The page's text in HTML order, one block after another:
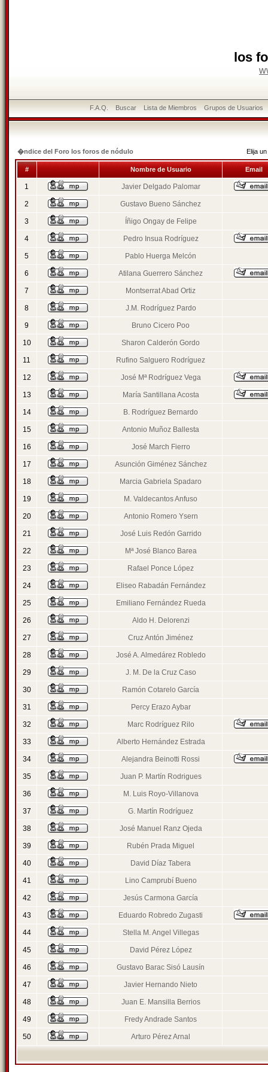
los
F.A.Q. Buscar Lista de Miembros Grupos de Usuarios
�ndice del Foro los foros de nódulo Elija
# Nombre de Usuario Email
1 Javier Delgado Palomar
2 Gustavo Bueno Sánchez
3 Íñigo Ongay de Felipe
4 Pedro Insua Rodríguez
5 Pablo Huerga Melcón
6 Atilana Guerrero Sánchez
7 Montserrat Abad Ortiz
8 J.M. Rodríguez Pardo
9 Bruno Cicero Poo
10 Sharon Calderón Gordo
11 Rufino Salguero Rodríguez
12 José Mª Rodríguez Vega
13 María Santillana Acosta
14 B. Rodríguez Bernardo
15 Antonio Muñoz Ballesta
16 José March Fierro
17 Asunción Giménez Sánchez
18 Marcia Gabriela Spadaro
19 M. Valdecantos Anfuso
20 Antonio Romero Ysern
21 José Luis Redón Garrido
22 Mª José Blanco Barea
23 Rafael Ponce López
24 Eliseo Rabadán Fernández
25 Emiliano Fernández Rueda
26 Aldo H. Delorenzi
27 Cruz Antón Jiménez
28 José A. Almedárez Robledo
29 J. M. De la Cruz Caso
30 Ramón Cotarelo García
31 Percy Erazo Aybar
32 Marc Rodríguez Rilo
33 Alberto Hernández Estrada
34 Alejandra Beinotti Rossi
35 Juan P. Martín Rodrigues
36 M. Luis Royo-Villanova
37 G. Martín Rodríguez
38 José Manuel Ranz Ojeda
39 Rubén Prada Miguel
40 David Díaz Tabera
41 Lino Camprubí Bueno
42 Jesús Carmona García
43 Eduardo Robredo Zugasti
44 Stella M. Angel Villegas
45 David Pérez López
46 Gustavo Barac Sisó Lausín
47 Javier Hernando Nieto
48 Juan E. Mansilla Berrios
49 Fredy Andrade Santos
50 Arturo Pérez Arnal